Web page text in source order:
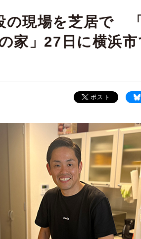
の現場を芝居で
家」27日に横浜市
ポスト